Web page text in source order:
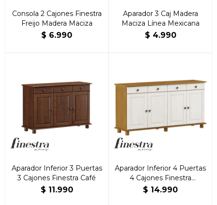
Consola 2 Cajones Finestra
Freijo Madera Maciza
$ 6.990
Aparador 3 Caj Madera
Maciza Línea Mexicana
$ 4.990
Aparador Inferior 3 Puertas
3 Cajones Finestra Café
$ 11.990
Aparador Inferior 4 Puertas
4 Cajones Finestra
Roble/Blanco
$ 14.990